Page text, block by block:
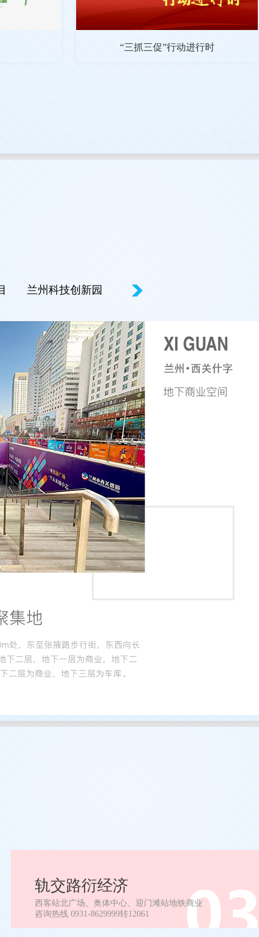
“三抓三促”行动进行时
兰州科技创新园 轨道·城市曙光
轨交路衍经济
西客站北广场、奥体中心、迎门滩站地铁商业
咨询热线 0931-8629999转12061